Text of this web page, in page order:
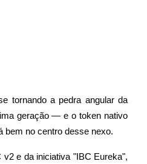
tornando a pedra angular da
geração — e o token nativo
bem no centro desse nexo.
e da iniciativa "IBC Eureka",